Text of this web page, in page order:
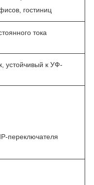
гостиниц
тока
устойчивый к УФ-
переключателя